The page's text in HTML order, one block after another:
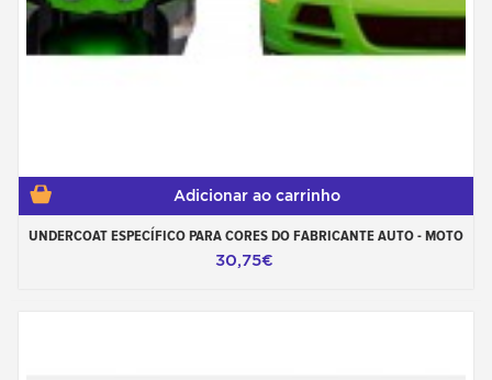
Adicionar ao carrinho
UNDERCOAT ESPECÍFICO PARA CORES DO FABRICANTE AUTO - MOTO
30,75€